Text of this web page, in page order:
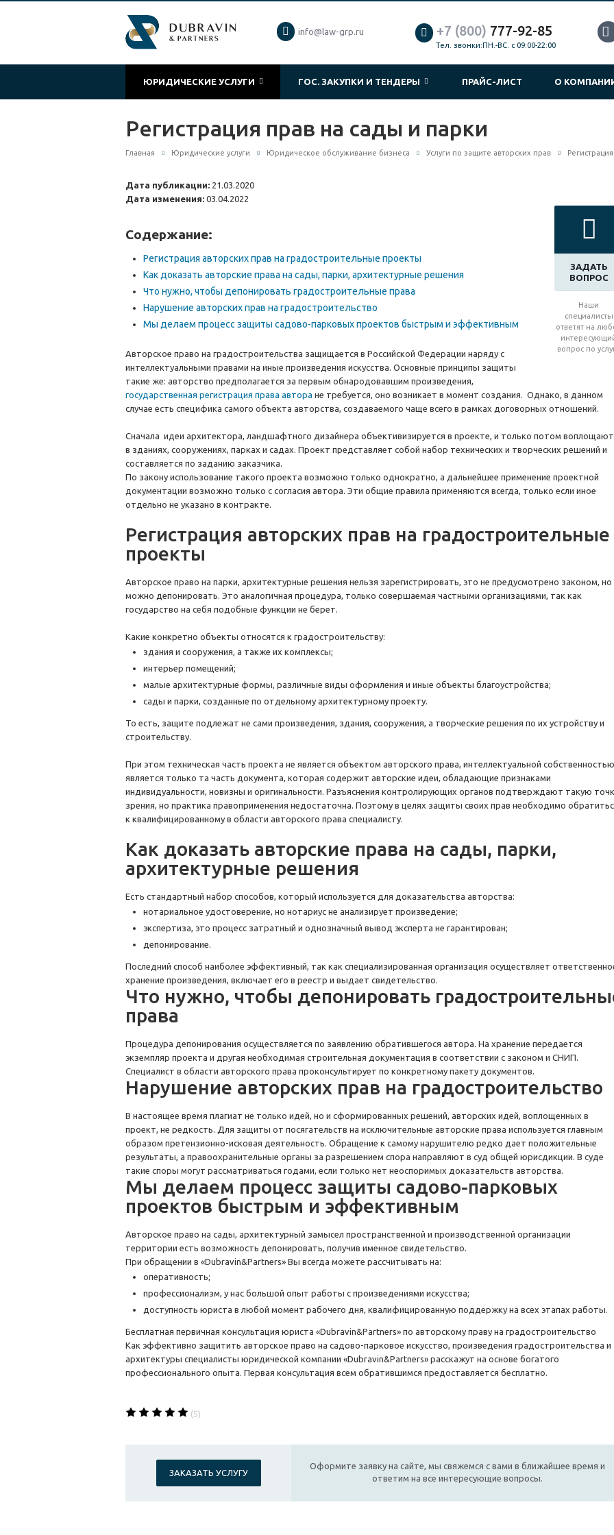
info@law-grp.ru +7 (800) 777-92-85
Тел. звонки:ПН.-ВС. с 09:00-22:00
ЮРИДИЧЕСКИЕ УСЛУГИ ГОС. ЗАКУПКИ И ТЕНДЕРЫ ПРАЙС-ЛИСТ О
Регистрация прав на сады и парки
Главная Юридические услуги Юридическое обслуживание бизнеса Услуги по защите авторских прав
Дата публикации: 21.03.2020
Дата изменения: 03.04.2022
ЗАДАТЬ
ВОПРОС
Наши
специалисты
ответят на
вопрос по
Содержание:
Регистрация авторских прав на градостроительные проекты
Как доказать авторские права на сады, парки, архитектурные решения
Что нужно, чтобы депонировать градостроительные права
Нарушение авторских прав на градостроительство
Мы делаем процесс защиты садово-парковых проектов быстрым и эффективным
Авторское право на градостроительства защищается в Российской Федерации наряду с
интеллектуальными правами на иные произведения искусства. Основные принципы защиты
такие же: авторство предполагается за первым обнародовавшим произведения,
государственная регистрация права автора не требуется, оно возникает в момент создания. Однако, в данном
случае есть специфика самого объекта авторства, создаваемого чаще всего в рамках договорных отношений.
Сначала идеи архитектора, ландшафтного дизайнера объективизируется в проекте, и только потом
в зданиях, сооружениях, парках и садах. Проект представляет собой набор технических и творческих решений и
составляется по заданию заказчика.
По закону использование такого проекта возможно только однократно, а дальнейшее применение проектной
документации возможно только с согласия автора. Эти общие правила применяются всегда, только если иное
отдельно не указано в контракте.
Регистрация авторских прав на градостроительные
проекты
Авторское право на парки, архитектурные решения нельзя зарегистрировать, это не предусмотрено законом, но
можно депонировать. Это аналогичная процедура, только совершаемая частными организациями, так как
государство на себя подобные функции не берет.
Какие конкретно объекты относятся к градостроительству:
здания и сооружения, а также их комплексы;
интерьер помещений;
малые архитектурные формы, различные виды оформления и иные объекты благоустройства;
сады и парки, созданные по отдельному архитектурному проекту.
То есть, защите подлежат не сами произведения, здания, сооружения, а творческие решения по их устройству и
строительству.
При этом техническая часть проекта не является объектом авторского права, интеллектуальной собственностью
является только та часть документа, которая содержит авторские идеи, обладающие признаками
индивидуальности, новизны и оригинальности. Разъяснения контролирующих органов подтверждают такую
зрения, но практика правоприменения недостаточна. Поэтому в целях защиты своих прав необходимо
к квалифицированному в области авторского права специалисту.
Как доказать авторские права на сады, парки,
архитектурные решения
Есть стандартный набор способов, который используется для доказательства авторства:
нотариальное удостоверение, но нотариус не анализирует произведение;
экспертиза, это процесс затратный и однозначный вывод эксперта не гарантирован;
депонирование.
Последний способ наиболее эффективный, так как специализированная организация осуществляет
хранение произведения, включает его в реестр и выдает свидетельство.
Что нужно, чтобы депонировать
права
Процедура депонирования осуществляется по заявлению обратившегося автора. На хранение передается
экземпляр проекта и другая необходимая строительная документация в соответствии с законом и СНИП.
Специалист в области авторского права проконсультирует по конкретному пакету документов.
Нарушение авторских прав на градостроительство
В настоящее время плагиат не только идей, но и сформированных решений, авторских идей, воплощенных в
проект, не редкость. Для защиты от посягательств на исключительные авторские права используется главным
образом претензионно-исковая деятельность. Обращение к самому нарушителю редко дает положительные
результаты, а правоохранительные органы за разрешением спора направляют в суд общей юрисдикции. В суде
такие споры могут рассматриваться годами, если только нет неоспоримых доказательств авторства.
Мы делаем процесс защиты садово-парковых
проектов быстрым и эффективным
Авторское право на сады, архитектурный замысел пространственной и производственной организации
территории есть возможность депонировать, получив именное свидетельство.
При обращении в «Dubravin&Partners» Вы всегда можете рассчитывать на:
оперативность;
профессионализм, у нас большой опыт работы с произведениями искусства;
доступность юриста в любой момент рабочего дня, квалифицированную поддержку на всех этапах работы.
Бесплатная первичная консультация юриста «Dubravin&Partners» по авторскому праву на градостроительство
Как эффективно защитить авторское право на садово-парковое искусство, произведения градостроительства и
архитектуры специалисты юридической компании «Dubravin&Partners» расскажут на основе богатого
профессионального опыта. Первая консультация всем обратившимся предоставляется бесплатно.
(5)
ЗАКАЗАТЬ УСЛУГУ
Оформите заявку на сайте, мы свяжемся с вами в ближайшее время и
ответим на все интересующие вопросы.